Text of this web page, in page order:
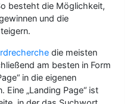
besteht die Möglichkeit,
und die
die meisten
am besten in Form
in die eigenen
„Landing Page“ ist